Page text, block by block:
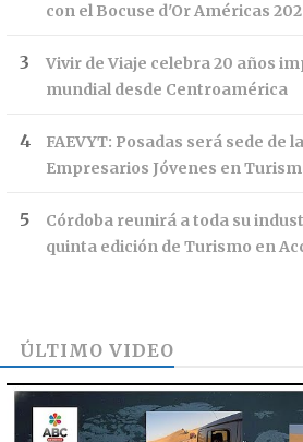
con el Bocuse d'Or Américas
Vivir de Viaje celebra 20 años
mundial desde Centroamérica
FAEVYT: Posadas será sede de
Empresarios Jóvenes en
Córdoba reunirá a toda su
quinta edición de Turismo en
ÚLTIMO VIDEO